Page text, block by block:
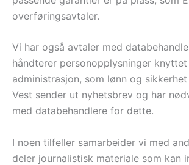
overføringsavtaler.
Vi har også avtaler med
håndterer personopplysninger
administrasjon, som lønn og
Vest sender ut nyhetsbrev og har
med databehandlere for dette.
I noen tilfeller samarbeider vi med
deler journalistisk materiale som kan